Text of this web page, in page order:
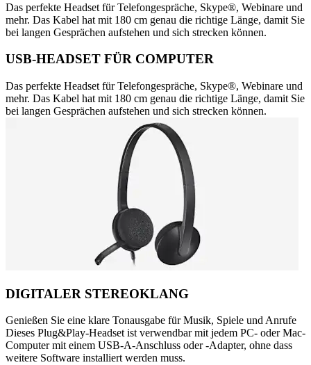
Das perfekte Headset für Telefongespräche, Skype®, Webinare und
mehr. Das Kabel hat mit 180 cm genau die richtige Länge, damit Sie
bei langen Gesprächen aufstehen und sich strecken können.
USB-HEADSET FÜR COMPUTER
Das perfekte Headset für Telefongespräche, Skype®, Webinare und
mehr. Das Kabel hat mit 180 cm genau die richtige Länge, damit Sie
bei langen Gesprächen aufstehen und sich strecken können.
DIGITALER STEREOKLANG
Genießen Sie eine klare Tonausgabe für Musik, Spiele und Anrufe
Dieses Plug&Play-Headset ist verwendbar mit jedem PC- oder Mac-
Computer mit einem USB-A-Anschluss oder -Adapter, ohne dass
weitere Software installiert werden muss.